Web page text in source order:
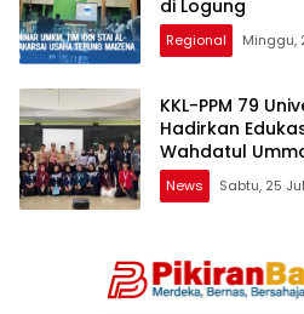
di Logung
Regional Minggu,
KKL-PPM 79
Hadirkan
Wahdatul
News Sabtu, 25